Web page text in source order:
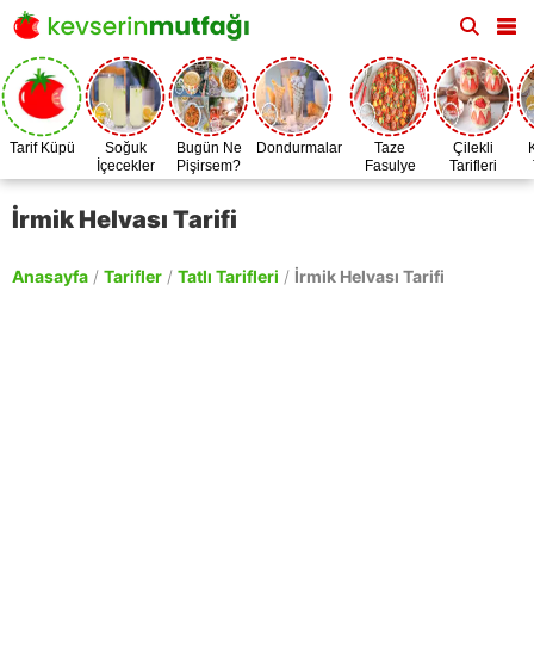
Tarif Küpü
Soğuk
İçecekler
Bugün Ne
Pişirsem?
Dondurmalar
Taze
Fasulye
Zamanı
Çilekli
Tarifleri
İrmik Helvası Tarifi
Anasayfa / Tarifler / Tatlı Tarifleri / İrmik Helvası Tarifi